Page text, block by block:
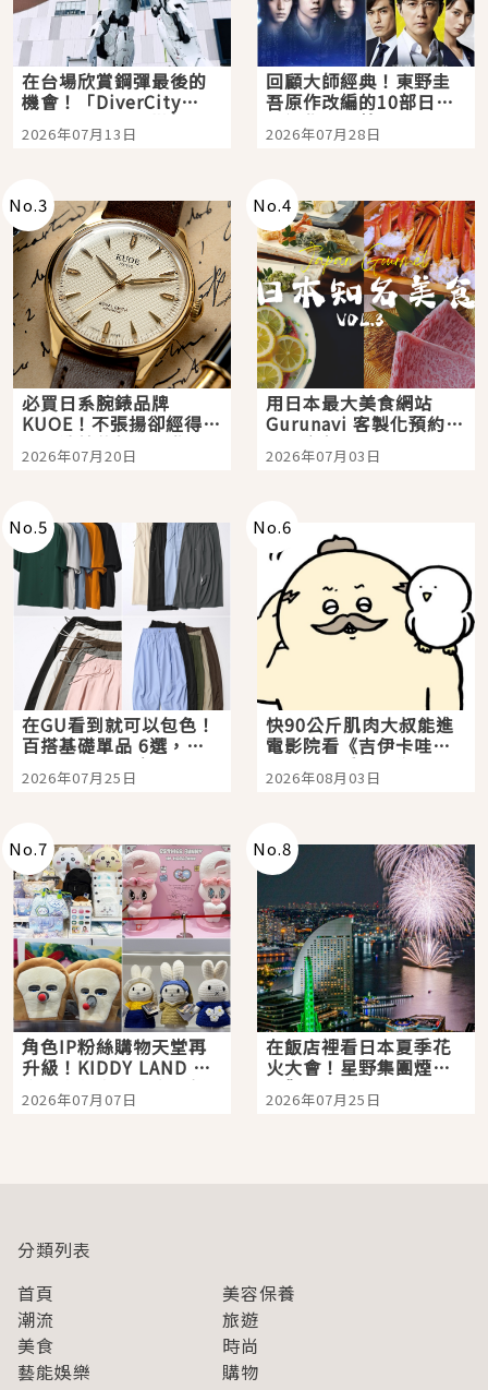
在台場欣賞鋼彈最後的
機會！「DiverCity
Tokyo Plaza」搭船、
購物、美食及夜景，一
2026年07月13日
回顧大師經典！東野圭
吾原作改編的10部日本
影視作品推薦
2026年07月28日
No.3
必買日系腕錶品牌
KUOE！不張揚卻經得起
時間洗鍊的經典之作五
選
2026年07月20日
No.4
用日本最大美食網站
Gurunavi 客製化預約九
大都市餐廳，打造專屬
美食體驗！
2026年07月03日
No.5
在GU看到就可以包色！
百搭基礎單品 6選，閉
眼全收也不心疼
2026年07月25日
No.6
快90公斤肌肉大叔能進
電影院看《吉伊卡哇》
嗎？日本重金屬樂團
「打首」會長與nagano
2026年08月03日
No.7
角色IP粉絲購物天堂再
升級！KIDDY LAND 原
宿店吉伊卡哇迎客，新
開幕 OMOKADO 店3分
2026年07月07日
No.8
在飯店裡看日本夏季花
火大會！星野集團煙火
景觀飯店6選，讓你不用
人擠人悠閒欣賞
2026年07月25日
分類列表
首頁
美容保養
潮流
旅遊
美食
時尚
藝能娛樂
購物